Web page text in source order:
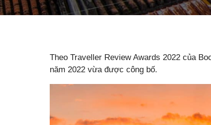
Theo Traveller Review Awards 2022 của
năm 2022 vừa được công bố.